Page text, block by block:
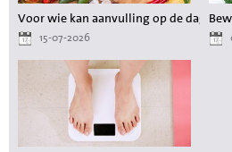
Voor wie kan aanvulling op de
15-07-2026